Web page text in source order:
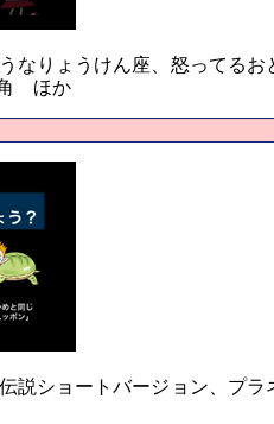
なりょうけん座、怒ってるお
角 ほか
説ショートバージョン、プラ